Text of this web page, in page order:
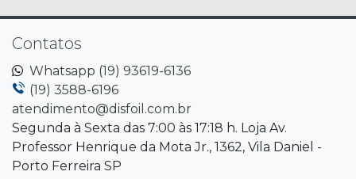
Contatos
Whatsapp (19) 93619-6136
(19) 3588-6196
atendimento@disfoil.com.br
Segunda à Sexta das 7:00 às 17:18 h. Loja Av.
Professor Henrique da Mota Jr., 1362, Vila Daniel -
Porto Ferreira SP